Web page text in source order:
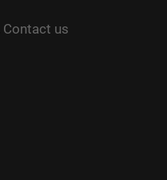
Contact us